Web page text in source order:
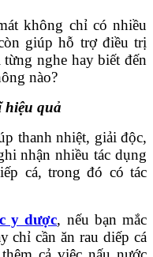
không chỉ có nhiều
giúp hỗ trợ điều trị
nghe hay biết đến
nào?
hiệu quả
thanh nhiệt, giải độc,
nhận nhiều tác dụng
cá, trong đó có tác
y dược, nếu bạn mắc
chỉ cần ăn rau diếp cá